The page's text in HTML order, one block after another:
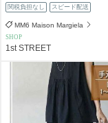
関税負担なし スピード配送
MM6 Maison Margiela
SHOP
1st STREET